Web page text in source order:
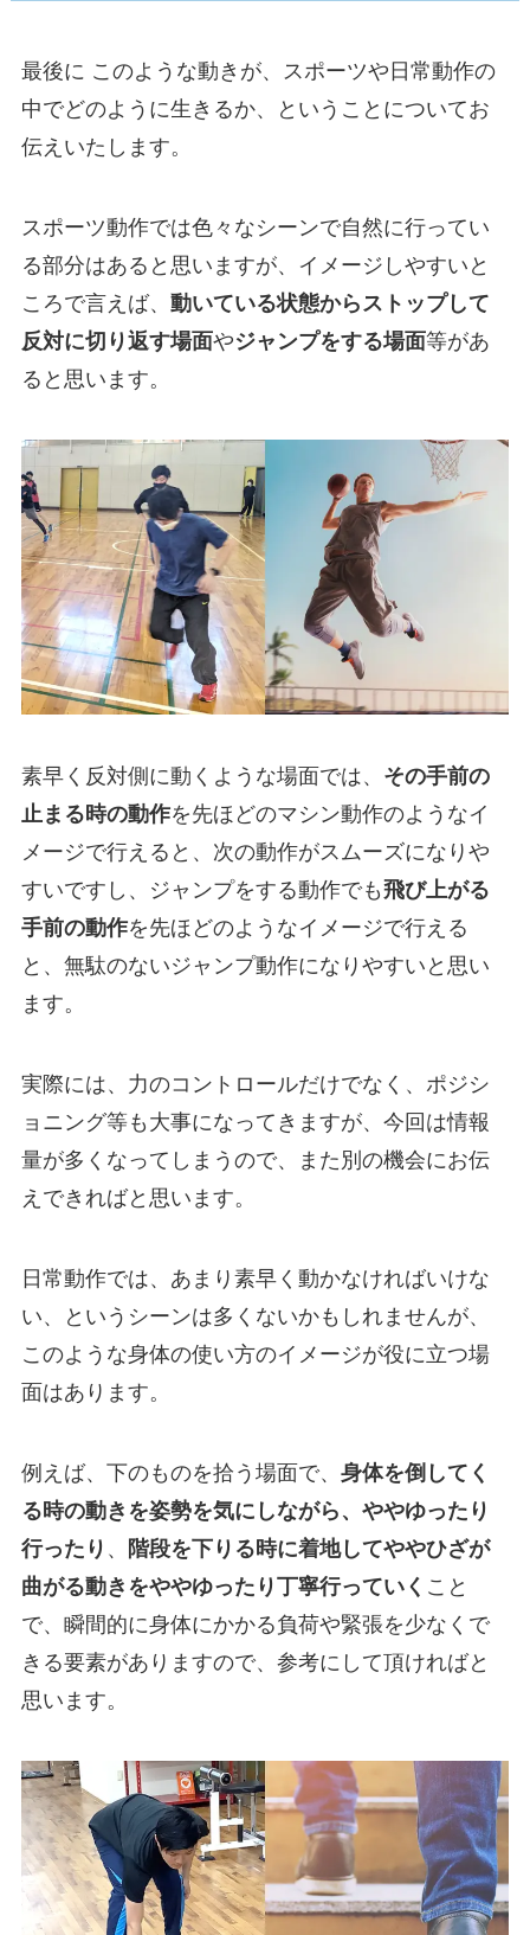
最後に このような動きが、スポーツや日常動作の
中でどのように生きるか、ということについてお
伝えいたします。
スポーツ動作では色々なシーンで自然に行ってい
る部分はあると思いますが、イメージしやすいと
ころで言えば、 動いている状態からストップして
反対に切り返す場面やジャンプをする場面等があ
ると思います。
素早く反対側に動くような場面では、 その手前の
止まる時の動作を先ほどのマシン動作のようなイ
メージで行えると、次の動作がスムーズになりや
すいですし、ジャンプをする動作でも飛び上がる
手前の動作を先ほどのようなイメージで行える
と、無駄のないジャンプ動作になりやすいと思い
ます。
実際には、力のコントロールだけでなく、ポジシ
ョニング等も大事になってきますが、今回は情報
量が多くなってしまうので、また別の機会にお伝
えできればと思います。
日常動作では、あまり素早く動かなければいけな
い、というシーンは多くないかもしれませんが、
このような身体の使い方のイメージが役に立つ場
面はあります。
例えば、下のものを拾う場面で、 身体を倒してく
る時の動きを姿勢を気にしながら、ややゆったり
行ったり 、
階段を下りる時に着地してややひざが
曲がる動きをややゆったり丁寧行っていく こと
で、瞬間的に身体にかかる負荷や緊張を少なくで
きる要素がありますので、参考にして頂ければと
思います。